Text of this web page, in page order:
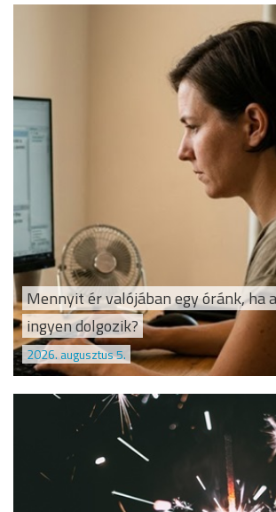
Mennyit ér valójában egy óránk, ha
ingyen dolgozik?
2026. augusztus 5.